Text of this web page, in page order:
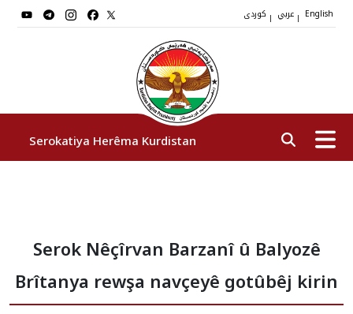
| | English
Serokatiya Herêma Kurdistan
Cîgirên Serok
Stafê Serokatiyê
Serok Nêçîrvan Barzanî û Balyozê
Brîtanya rewşa navçeyê gotûbêj kirin